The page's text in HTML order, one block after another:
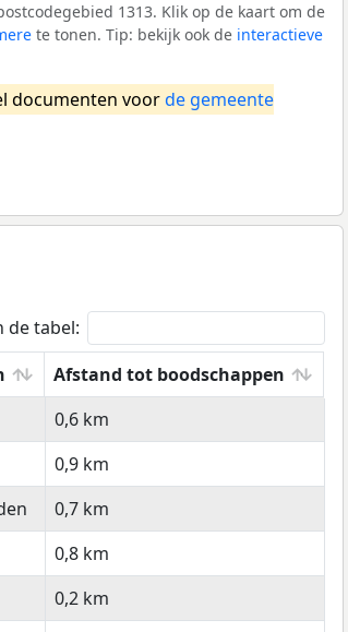
1313. Klik op de kaart om de
te tonen. Tip: bekijk ook de interactieve
documenten voorde gemeente
de tabel:
Afstand tot boodschappen
Afstand tot boodschappen
0,6 km
0,9 km
0,7 km
0,8 km
0,2 km